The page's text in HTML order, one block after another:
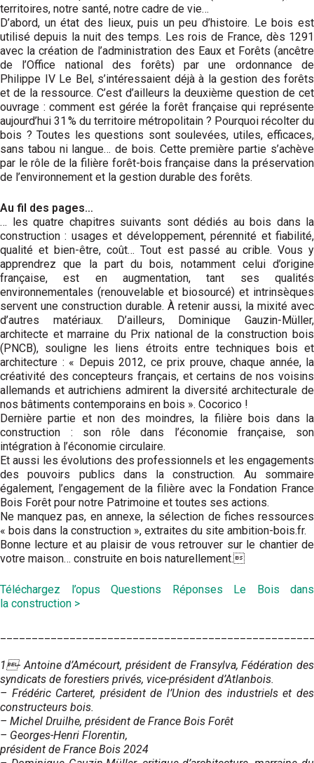
territoires, notre santé, notre cadre de vie…
D’abord, un état des lieux, puis un peu d’histoire. Le bois est
utilisé depuis la nuit des temps. Les rois de France, dès 1291
avec la création de l’administration des Eaux et Forêts (ancêtre
de l’Office national des forêts) par une ordonnance de
Philippe IV Le Bel, s’intéressaient déjà à la gestion des forêts
et de la ressource. C’est d’ailleurs la deuxième question de cet
ouvrage : comment est gérée la forêt française qui représente
aujourd’hui 31 % du territoire métropolitain ? Pourquoi récolter du
bois ? Toutes les questions sont soulevées, utiles, efficaces,
sans tabou ni langue… de bois. Cette première partie s’achève
par le rôle de la filière forêt-bois française dans la préservation
de l’environnement et la gestion durable des forêts.
Au fil des pages…
… les quatre chapitres suivants sont dédiés au bois dans la
construction : usages et développement, pérennité et fiabilité,
qualité et bien-être, coût… Tout est passé au crible. Vous y
apprendrez que la part du bois, notamment celui d’origine
française, est en augmentation, tant ses qualités
environnementales (renouvelable et biosourcé) et intrin­sèques
servent une construction durable. À retenir aussi, la mixité avec
d’autres matériaux. D’ailleurs, Dominique Gauzin-Müller,
architecte et marraine du Prix national de la construction bois
(PNCB), souligne les liens étroits entre techniques bois et
architecture : « Depuis 2012, ce prix prouve, chaque année, la
créativité des concepteurs français, et certains de nos voisins
allemands et autrichiens admirent la diversité architecturale de
nos bâtiments contemporains en bois ». Cocorico !
Dernière partie et non des moindres, la filière bois dans la
construction : son rôle dans l’économie française, son
intégration à l’économie circulaire.
Et aussi les évolutions des professionnels et les engagements
des pouvoirs publics dans la construction. Au sommaire
également, l’engagement de la filière avec la Fondation France
Bois Forêt pour notre Patrimoine et toutes ses actions.
Ne manquez pas, en annexe, la sélection de fiches ressources
« bois dans la construction », extraites du site ambition-bois.fr.
Bonne lecture et au plaisir de vous retrou­ver sur le chantier de
votre maison… construite en bois naturellement.
Téléchargez l’opus Questions Réponses Le Bois dans
la construction >
1- Antoine d’Amécourt, président de Fransylva, Fédération des
syndicats de forestiers privés, vice-président d’Atlanbois.
– Frédéric Carteret, président de l’Union des industriels et des
constructeurs bois.
– Michel Druilhe, président de France Bois Forêt
– Georges-Henri Florentin,
président de France Bois 2024